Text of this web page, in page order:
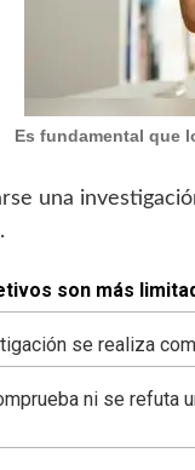
Es fundamental que
una
son más
se realiza
ni se refuta